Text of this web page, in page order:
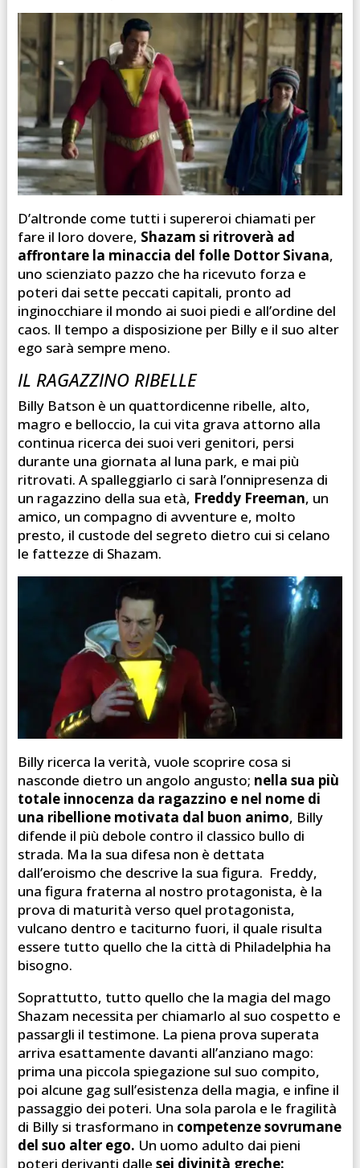
D’altronde come tutti i supereroi chiamati per
fare il loro dovere, Shazam si ritroverà ad
affrontare la minaccia del folle Dottor Sivana,
uno scienziato pazzo che ha ricevuto forza e
poteri dai sette peccati capitali, pronto ad
inginocchiare il mondo ai suoi piedi e all’ordine del
caos. Il tempo a disposizione per Billy e il suo alter
ego sarà sempre meno.
IL RAGAZZINO RIBELLE
Billy Batson è un quattordicenne ribelle, alto,
magro e belloccio, la cui vita grava attorno alla
continua ricerca dei suoi veri genitori, persi
durante una giornata al luna park, e mai più
ritrovati. A spalleggiarlo ci sarà l’onnipresenza di
un ragazzino della sua età, Freddy Freeman, un
amico, un compagno di avventure e, molto
presto, il custode del segreto dietro cui si celano
le fattezze di Shazam.
Billy ricerca la verità, vuole scoprire cosa si
nasconde dietro un angolo angusto; nella sua più
totale innocenza da ragazzino e nel nome di
una ribellione motivata dal buon animo, Billy
difende il più debole contro il classico bullo di
strada. Ma la sua difesa non è dettata
dall’eroismo che descrive la sua figura. Freddy,
una figura fraterna al nostro protagonista, è la
prova di maturità verso quel protagonista,
vulcano dentro e taciturno fuori, il quale risulta
essere tutto quello che la città di Philadelphia ha
bisogno.
Soprattutto, tutto quello che la magia del mago
Shazam necessita per chiamarlo al suo cospetto e
passargli il testimone. La piena prova superata
arriva esattamente davanti all’anziano mago:
prima una piccola spiegazione sul suo compito,
poi alcune gag sull’esistenza della magia, e infine il
passaggio dei poteri. Una sola parola e le fragilità
di Billy si trasformano in competenze sovrumane
del suo alter ego. Un uomo adulto dai pieni
poteri derivanti dalle sei divinità greche: